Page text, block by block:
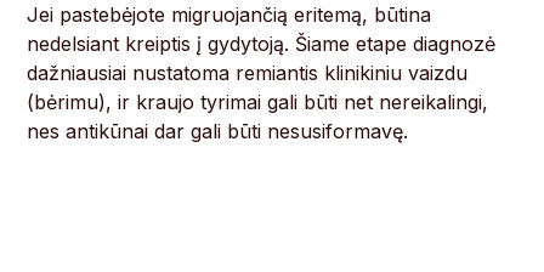
Jei pastebėjote migruojančią eritemą, būtina
nedelsiant kreiptis į gydytoją. Šiame etape diagnozė
dažniausiai nustatoma remiantis klinikiniu vaizdu
(bėrimu), ir kraujo tyrimai gali būti net nereikalingi,
nes antikūnai dar gali būti nesusiformavę.